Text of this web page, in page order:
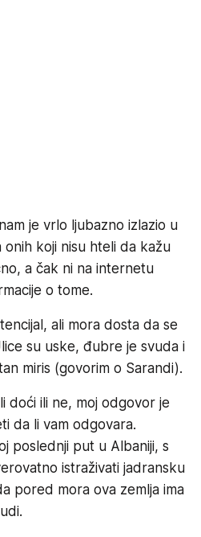
je vrlo ljubazno izlazio u
koji nisu hteli da kažu
a čak ni na internetu
o tome.
ali mora dosta da se
su uske, đubre je svuda i
miris (govorim o Sarandi).
doći ili ne, moj odgovor je
da li vam odgovara.
poslednji put u Albaniji, s
istraživati jadransku
pored mora ova zemlja ima